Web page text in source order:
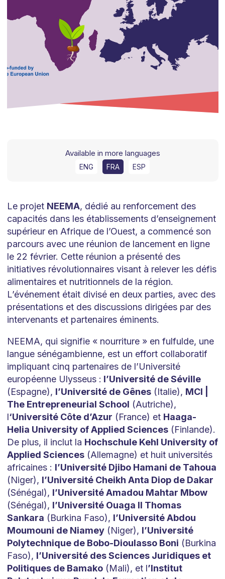
Available in more languages
ENG FRA ESP
Le projet NEEMA, dédié au renforcement des
capacités dans les établissements d’enseignement
supérieur en Afrique de l’Ouest, a commencé son
parcours avec une réunion de lancement en ligne
le 22 février. Cette réunion a présenté des
initiatives révolutionnaires visant à relever les défis
alimentaires et nutritionnels de la région.
L’événement était divisé en deux parties, avec des
présentations et des discussions dirigées par des
intervenants et partenaires éminents.
NEEMA, qui signifie « nourriture » en fulfulde, une
langue sénégambienne, est un effort collaboratif
impliquant cinq partenaires de l’Université
européenne Ulysseus : l’Université de Séville
(Espagne), l’Université de Gênes(Italie), MCI |
The Entrepreneurial School (Autriche),
l‘Université Côte d’Azur (France) et Haaga-
Helia University of Applied Sciences(Finlande).
De plus, il inclut la Hochschule Kehl University of
Applied Sciences(Allemagne) et huit universités
africaines : l’Université Djibo Hamani de Tahoua
(Niger), l’Université Cheikh Anta Diop de Dakar
(Sénégal), l’Université Amadou Mahtar Mbow
(Sénégal), l’Université Ouaga II Thomas
Sankara (Burkina Faso), l’Université Abdou
Moumouni de Niamey(Niger), l’Université
Polytechnique de Bobo-Dioulasso Boni (Burkina
Faso), l’Université des Sciences Juridiques et
Politiques de Bamako(Mali), et l’Institut